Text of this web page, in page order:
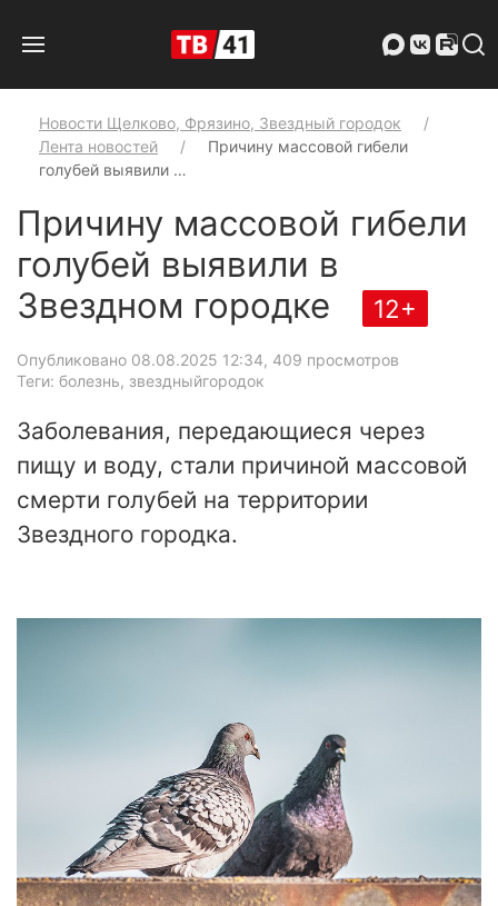
Новости Щелково, Фрязино, Звездный городок
Лента новостей
Причину массовой гибели
голубей выявили …
Причину массовой гибели
голубей выявили в
Звездном городке
12+
Опубликовано 08.08.2025 12:34, 409 просмотров
Теги: болезнь, звездныйгородок
Заболевания, передающиеся через
пищу и воду, стали причиной массовой
смерти голубей на территории
Звездного городка.